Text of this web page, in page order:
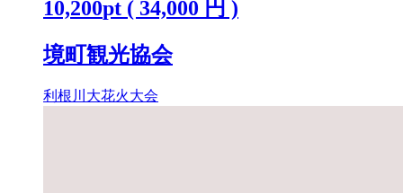
10,200pt ( 34,000 円 )
境町観光協会
利根川大花火大会